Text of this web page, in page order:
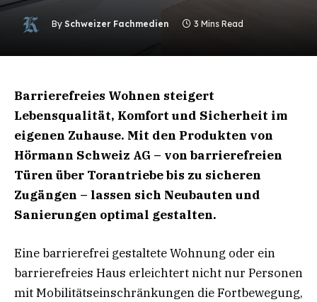
By Schweizer Fachmedien 3 Mins Read
Barrierefreies Wohnen steigert
Lebensqualität, Komfort und Sicherheit im
eigenen Zuhause. Mit den Produkten von
Hörmann Schweiz AG – von barrierefreien
Türen über Torantriebe bis zu sicheren
Zugängen – lassen sich Neubauten und
Sanierungen optimal gestalten.
Eine barrierefrei gestaltete Wohnung oder ein
barrierefreies Haus erleichtert nicht nur Personen
mit Mobilitätseinschränkungen die Fortbewegung,